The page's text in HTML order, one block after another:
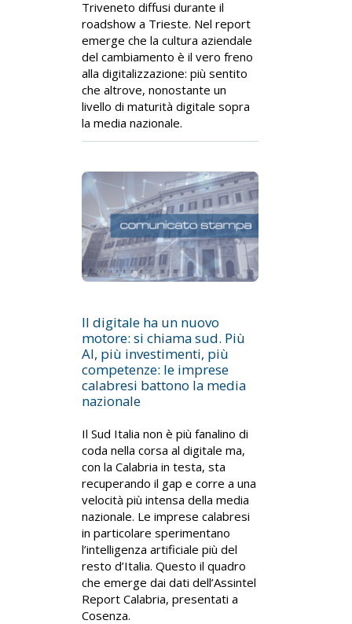
Triveneto diffusi durante il
roadshow a Trieste. Nel report
emerge che la cultura aziendale
del cambiamento è il vero freno
alla digitalizzazione: più sentito
che altrove, nonostante un
livello di maturità digitale sopra
la media nazionale.
Il digitale ha un nuovo
motore: si chiama sud. Più
AI, più investimenti, più
competenze: le imprese
calabresi battono la media
nazionale
Il Sud Italia non è più fanalino di
coda nella corsa al digitale ma,
con la Calabria in testa, sta
recuperando il gap e corre a una
velocità più intensa della media
nazionale. Le imprese calabresi
in particolare sperimentano
l’intelligenza artificiale più del
resto d’Italia. Questo il quadro
che emerge dai dati dell’Assintel
Report Calabria, presentati a
Cosenza.